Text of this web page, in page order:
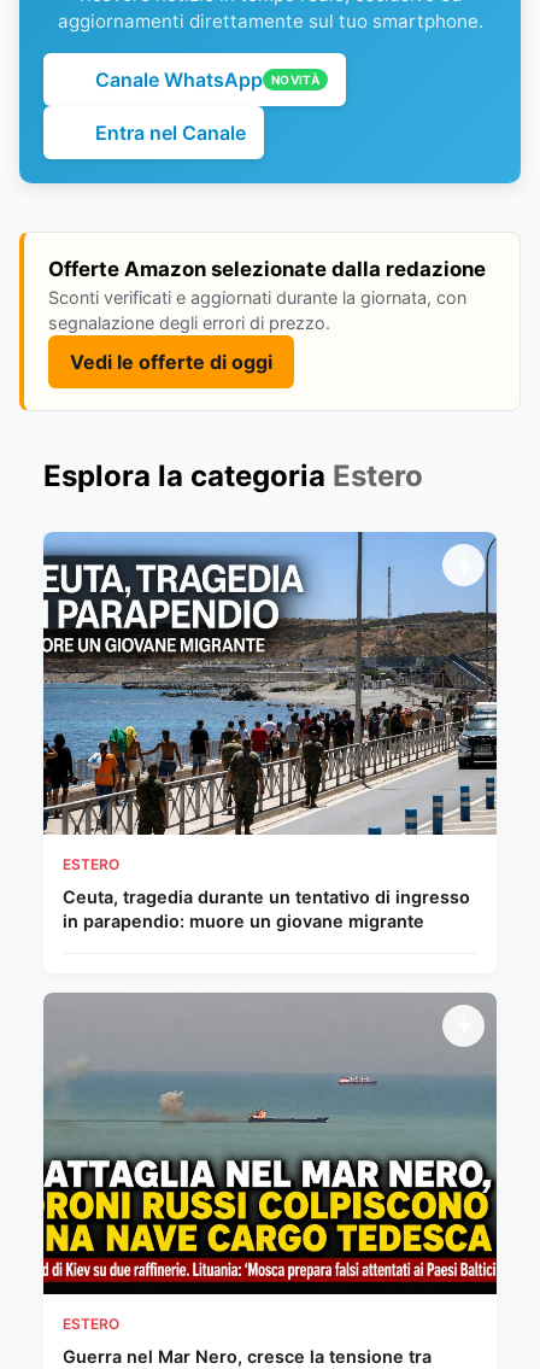
aggiornamenti direttamente sul tuo smartphone.
Canale WhatsApp NOVITÀ
Entra nel Canale
Offerte Amazon selezionate dalla redazione
Sconti verificati e aggiornati durante la giornata, con
segnalazione degli errori di prezzo.
Vedi le offerte di oggi
Esplora la categoria Estero
ESTERO
Ceuta, tragedia durante un tentativo di ingresso
in parapendio: muore un giovane migrante
ESTERO
Guerra nel Mar Nero, cresce la tensione tra